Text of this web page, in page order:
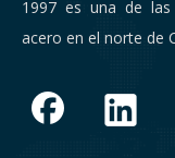
1997 es una de las
acero en el norte de